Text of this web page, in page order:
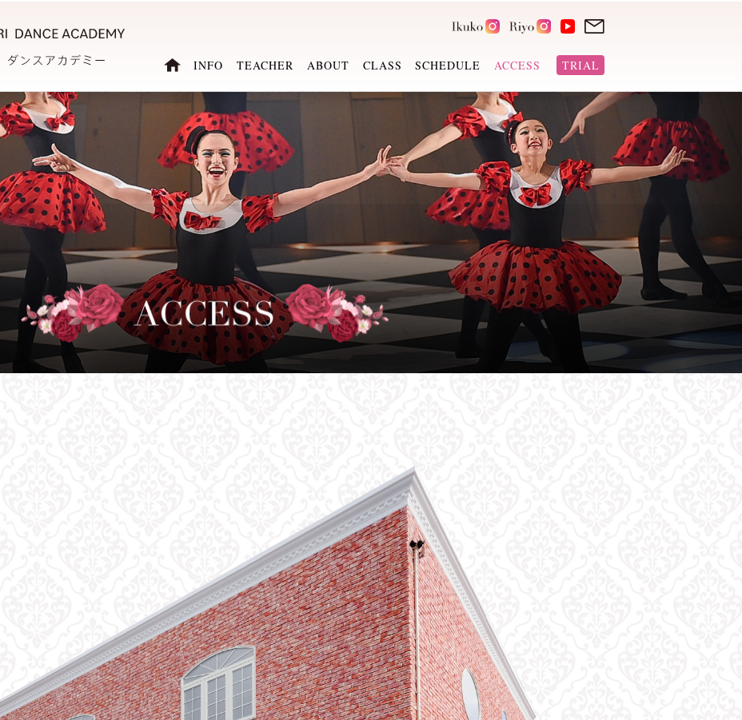
INFO TEACHER ABOUT CLASS SCHEDULE ACCESS TRIAL